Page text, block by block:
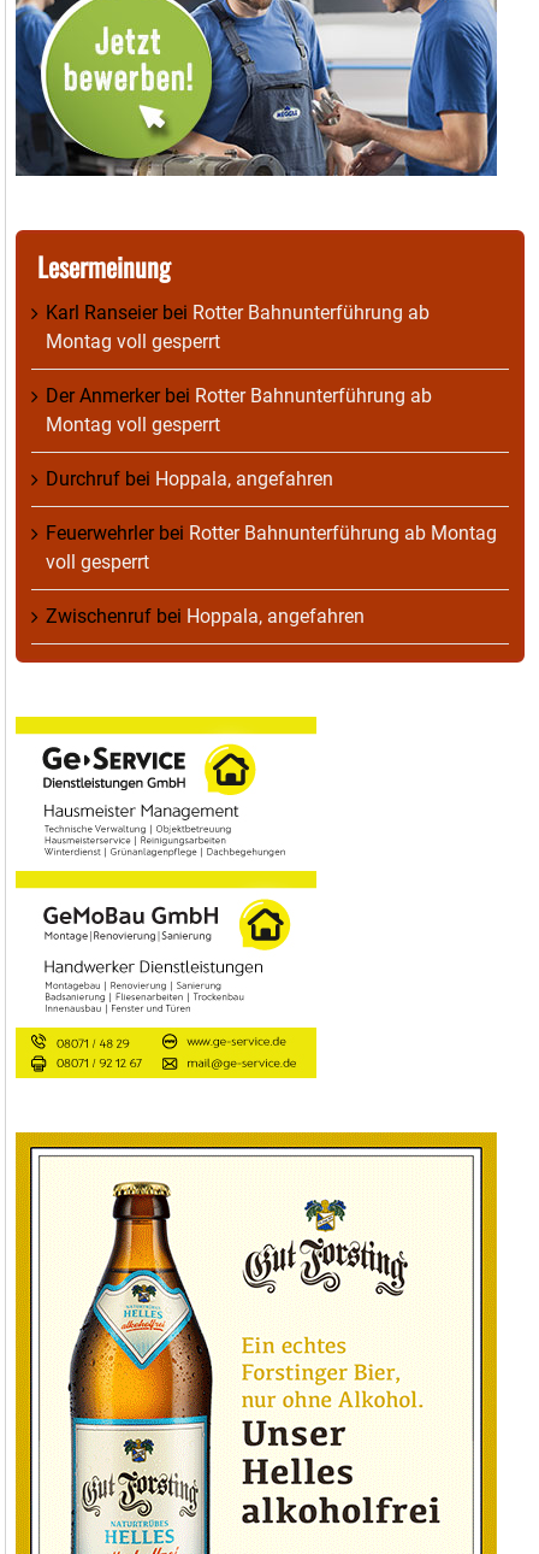
Lesermeinung
Karl Ranseierbei Rotter Bahnunterführung ab
Montag voll gesperrt
Der Anmerkerbei Rotter Bahnunterführung ab
Montag voll gesperrt
Durchruf bei Hoppala, angefahren
Feuerwehrlerbei Rotter Bahnunterführung ab Montag
voll gesperrt
Zwischenruf bei Hoppala, angefahren